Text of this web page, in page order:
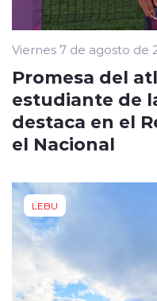
Viernes 7 de agosto de
Promesa del
estudiante de
destaca en el
el Nacional
LEBU